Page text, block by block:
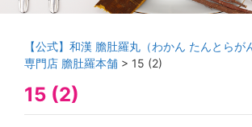
【公式】和漢 膽肚羅丸（わかん たんとらが
専門店 膽肚羅本舗 > 15 (2)
15 (2)